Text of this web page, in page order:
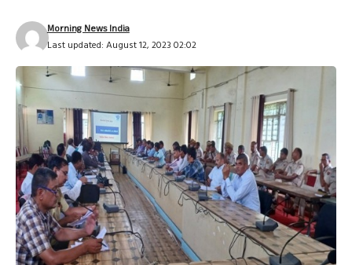
Last updated: August 12, 2023 02:02
Morning News India